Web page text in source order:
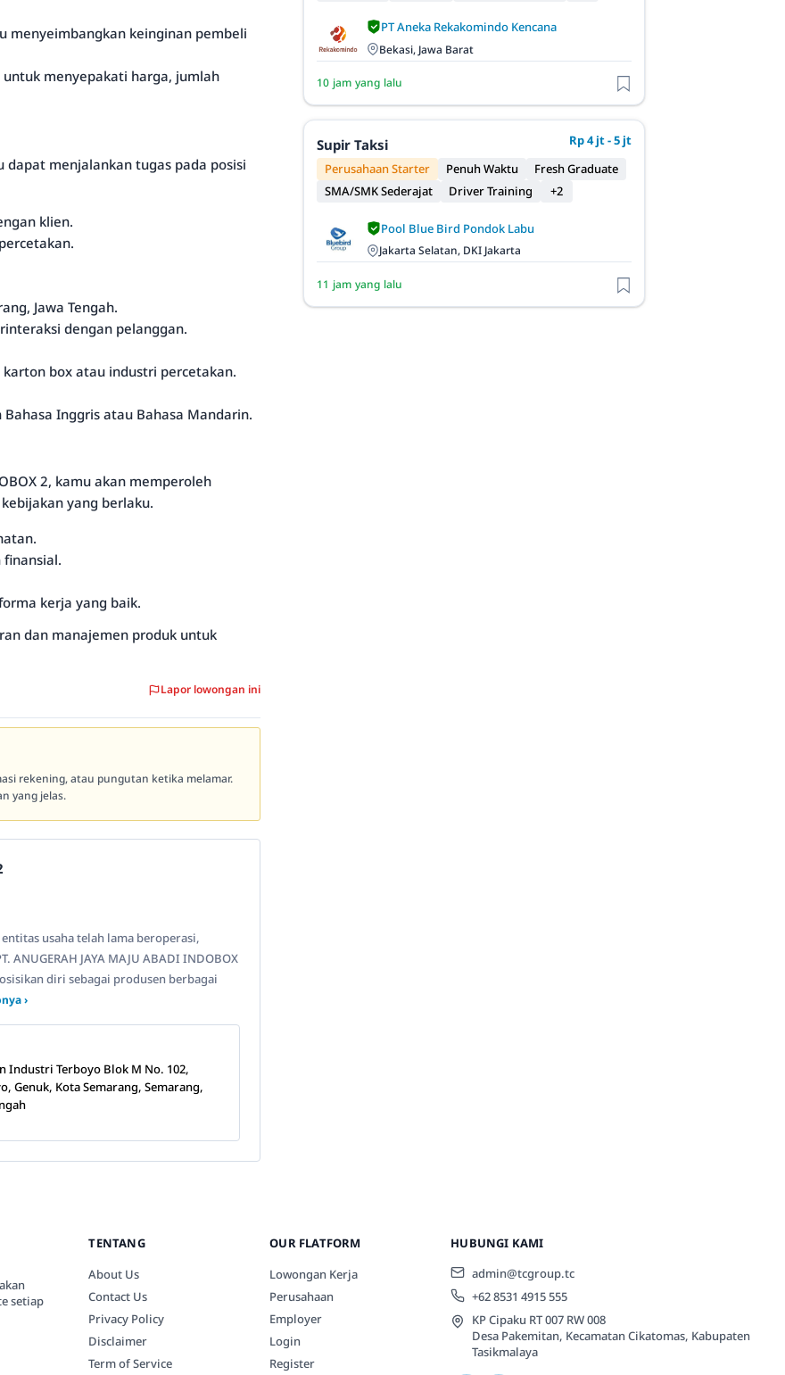
menyeimbangkan keinginan pembeli
menyepakati harga, jumlah
menjalankan tugas pada posisi
klien.
Jawa Tengah.
dengan pelanggan.
box atau industri percetakan.
Inggris atau Bahasa Mandarin.
2, kamu akan memperoleh
yang berlaku.
finansial.
kerja yang baik.
dan manajemen produk untuk
Lapor lowongan ini
rekening, atau pungutan ketika melamar.
yang jelas.
usaha telah lama beroperasi,
JAYA MAJU ABADI INDOBOX
diri sebagai produsen berbagai
›
Industri Terboyo Blok M No. 102,
Genuk, Kota Semarang, Semarang,
PT Aneka Rekakomindo Kencana
Bekasi, Jawa Barat
10 jam yang lalu
Supir Taksi
Rp 4 jt - 5 jt
Perusahaan Starter
Penuh Waktu
Fresh Graduate
SMA/SMK Sederajat
Driver Training +2
Pool Blue Bird Pondok Labu
Jakarta Selatan, DKI Jakarta
11 jam yang lalu
setiap
TENTANG
About Us
Contact Us
Privacy Policy
Disclaimer
Term of Service
OUR FLATFORM
Lowongan Kerja
Perusahaan
Employer
Login
Register
HUBUNGI KAMI
admin@tcgroup.tc
+62 8531 4915 555
KP Cipaku RT 007 RW 008
Desa Pakemitan, Kecamatan Cikatomas, Kabupaten
Tasikmalaya